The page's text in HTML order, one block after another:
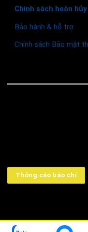
Chính sách hoàn hủy
Bảo hành & hỗ trợ
Chính sách Bảo mật
Thông cáo báo chí
➤ Công ty TNHH